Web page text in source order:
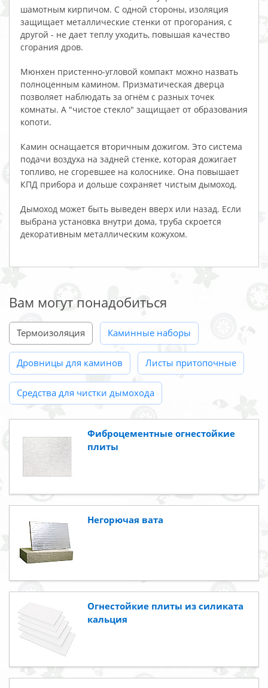
шамотным кирпичом. С одной стороны, изоляция
защищает металлические стенки от прогорания, с
другой - не дает теплу уходить, повышая качество
сгорания дров.
Мюнхен пристенно-угловой компакт можно назвать
полноценным камином. Призматическая дверца
позволяет наблюдать за огнём с разных точек
комнаты. А "чистое стекло" защищает от образования
копоти.
Камин оснащается вторичным дожигом. Это система
подачи воздуха на задней стенке, которая дожигает
топливо, не сгоревшее на колоснике. Она повышает
КПД прибора и дольше сохраняет чистым дымоход.
Дымоход может быть выведен вверх или назад. Если
выбрана установка внутри дома, труба скроется
декоративным металлическим кожухом.
Вам могут понадобиться
Термоизоляция Каминные наборы
Дровницы для каминов Листы притопочные
Средства для чистки дымохода
Фиброцементные огнестойкие
плиты
Негорючая вата
Огнестойкие плиты из силиката
кальция